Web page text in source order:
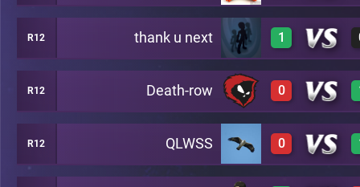
3 A13
R12 thank u next 1
3 A13
R12 Death-row 0
0 A13
R12 QLWSS 0